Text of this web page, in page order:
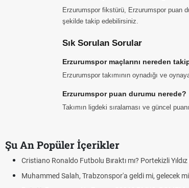
Erzurumspor fikstürü, Erzurumspor puan
şekilde takip edebilirsiniz.
Sık Sorulan Sorular
Erzurumspor maçlarını nereden
Erzurumspor takımının oynadığı ve
Erzurumspor puan durumu nerede?
Takımın ligdeki sıralaması ve güncel
Şu An Popüler İçerikler
Cristiano Ronaldo Futbolu Bıraktı mı? Portekizli
Muhammed Salah, Trabzonspor'a geldi mi, gelecek